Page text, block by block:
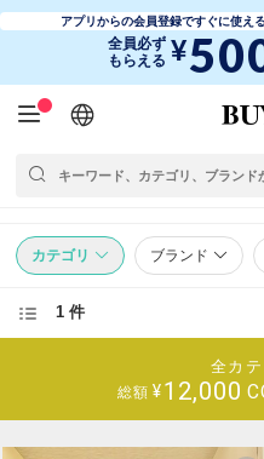
アプリからの会員登録ですぐに使え
全員必ず
もらえる ¥
日本語
English
简体中文
繁體中文
カテゴリ ブランド
1 件
全カ
総額 ¥12,000